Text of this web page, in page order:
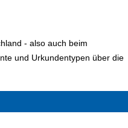
- also auch beim
und Urkundentypen über die